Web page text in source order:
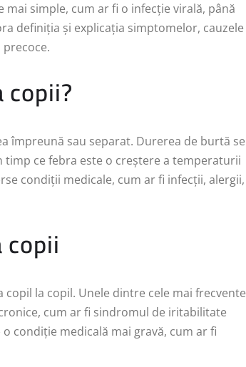
simple, cum ar fi o infecție virală, până
definiția și explicația simptomelor, cauzele
împreună sau separat. Durerea de burtă se
ce febra este o creștere a temperaturii
condiții medicale, cum ar fi infecții, alergii,
la copil. Unele dintre cele mai frecvente
cum ar fi sindromul de iritabilitate
condiție medicală mai gravă, cum ar fi